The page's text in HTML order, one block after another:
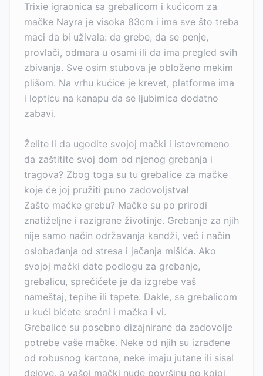
Trixie igraonica sa grebalicom i kućicom za
mačke Nayra je visoka 83cm i ima sve što treba
maci da bi uživala: da grebe, da se penje,
provlači, odmara u osami ili da ima pregled svih
zbivanja. Sve osim stubova je obloženo mekim
plišom. Na vrhu kućice je krevet, platforma ima
i lopticu na kanapu da se ljubimica dodatno
zabavi.
Želite li da ugodite svojoj mački i istovremeno
da zaštitite svoj dom od njenog grebanja i
tragova? Zbog toga su tu grebalice za mačke
koje će joj pružiti puno zadovoljstva!
Zašto mačke grebu? Mačke su po prirodi
znatiželjne i razigrane životinje. Grebanje za njih
nije samo način održavanja kandži, već i način
oslobađanja od stresa i jačanja mišića. Ako
svojoj mački date podlogu za grebanje,
grebalicu, sprečićete je da izgrebe vaš
nameštaj, tepihe ili tapete. Dakle, sa grebalicom
u kući bićete srećni i mačka i vi.
Grebalice su posebno dizajnirane da zadovolje
potrebe vaše mačke. Neke od njih su izrađene
od robusnog kartona, neke imaju jutane ili sisal
delove, a vašoj mački nude površinu po kojoj